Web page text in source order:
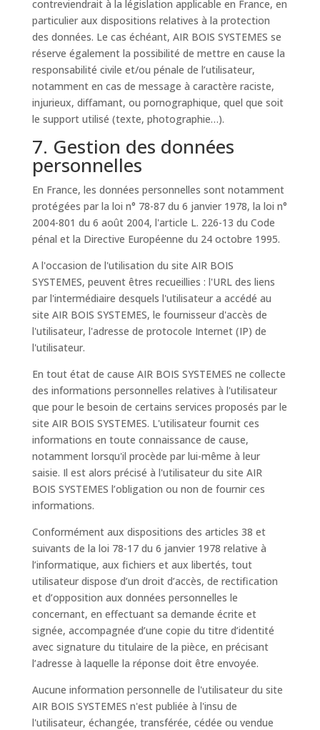
contreviendrait à la législation applicable en France, en
particulier aux dispositions relatives à la protection
des données. Le cas échéant, AIR BOIS SYSTEMES se
réserve également la possibilité de mettre en cause la
responsabilité civile et/ou pénale de l’utilisateur,
notamment en cas de message à caractère raciste,
injurieux, diffamant, ou pornographique, quel que soit
le support utilisé (texte, photographie…).
7. Gestion des données
personnelles
En France, les données personnelles sont notamment
protégées par la loi n° 78-87 du 6 janvier 1978, la loi n°
2004-801 du 6 août 2004, l'article L. 226-13 du Code
pénal et la Directive Européenne du 24 octobre 1995.
A l'occasion de l'utilisation du site AIR BOIS
SYSTEMES, peuvent êtres recueillies : l'URL des liens
par l'intermédiaire desquels l'utilisateur a accédé au
site AIR BOIS SYSTEMES, le fournisseur d'accès de
l'utilisateur, l'adresse de protocole Internet (IP) de
l'utilisateur.
En tout état de cause AIR BOIS SYSTEMES ne collecte
des informations personnelles relatives à l'utilisateur
que pour le besoin de certains services proposés par le
site AIR BOIS SYSTEMES. L'utilisateur fournit ces
informations en toute connaissance de cause,
notamment lorsqu'il procède par lui-même à leur
saisie. Il est alors précisé à l'utilisateur du site AIR
BOIS SYSTEMES l’obligation ou non de fournir ces
informations.
Conformément aux dispositions des articles 38 et
suivants de la loi 78-17 du 6 janvier 1978 relative à
l’informatique, aux fichiers et aux libertés, tout
utilisateur dispose d’un droit d’accès, de rectification
et d’opposition aux données personnelles le
concernant, en effectuant sa demande écrite et
signée, accompagnée d’une copie du titre d’identité
avec signature du titulaire de la pièce, en précisant
l’adresse à laquelle la réponse doit être envoyée.
Aucune information personnelle de l'utilisateur du site
AIR BOIS SYSTEMES n'est publiée à l'insu de
l'utilisateur, échangée, transférée, cédée ou vendue